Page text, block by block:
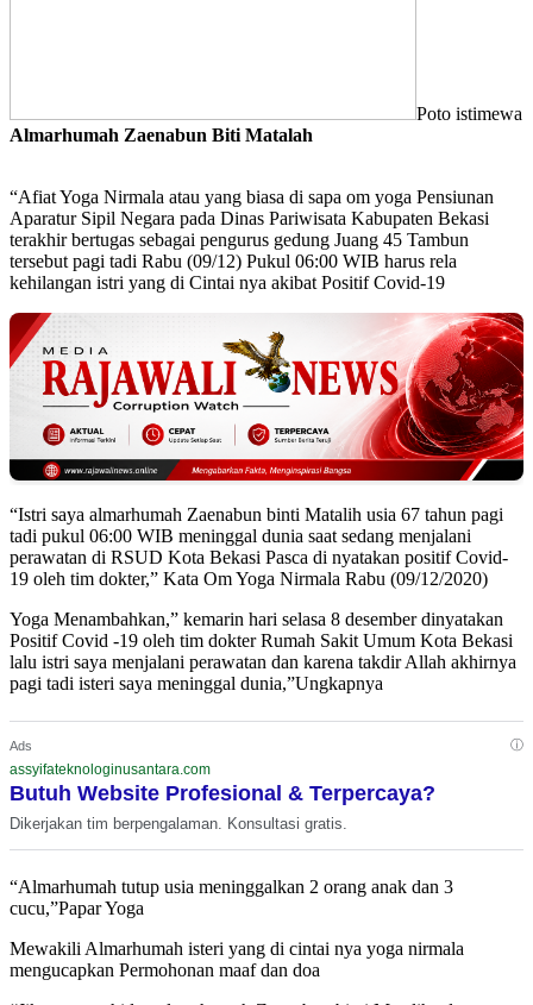
Poto istimewa
Almarhumah Zaenabun Biti Matalah
“Afiat Yoga Nirmala atau yang biasa di sapa om yoga Pensiunan
Aparatur Sipil Negara pada Dinas Pariwisata Kabupaten Bekasi
terakhir bertugas sebagai pengurus gedung Juang 45 Tambun
tersebut pagi tadi Rabu (09/12) Pukul 06:00 WIB harus rela
kehilangan istri yang di Cintai nya akibat Positif Covid-19
“Istri saya almarhumah Zaenabun binti Matalih usia 67 tahun pagi
tadi pukul 06:00 WIB meninggal dunia saat sedang menjalani
perawatan di RSUD Kota Bekasi Pasca di nyatakan positif Covid-
19 oleh tim dokter,” Kata Om Yoga Nirmala Rabu (09/12/2020)
Yoga Menambahkan,” kemarin hari selasa 8 desember dinyatakan
Positif Covid -19 oleh tim dokter Rumah Sakit Umum Kota Bekasi
lalu istri saya menjalani perawatan dan karena takdir Allah akhirnya
pagi tadi isteri saya meninggal dunia,”Ungkapnya
Ads ⓘ
assyifateknologinusantara.com
Butuh Website Profesional & Terpercaya?
Dikerjakan tim berpengalaman. Konsultasi gratis.
“Almarhumah tutup usia meninggalkan 2 orang anak dan 3
cucu,”Papar Yoga
Mewakili Almarhumah isteri yang di cintai nya yoga nirmala
mengucapkan Permohonan maaf dan doa